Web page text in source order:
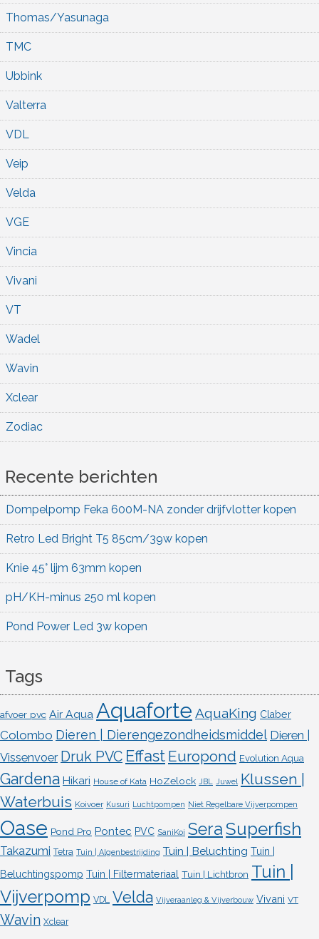
Thomas/Yasunaga
TMC
Ubbink
Valterra
VDL
Veip
Velda
VGE
Vincia
Vivani
VT
Wadel
Wavin
Xclear
Zodiac
Recente berichten
Dompelpomp Feka 600M-NA zonder drijfvlotter kopen
Retro Led Bright T5 85cm/39w kopen
Knie 45° lijm 63mm kopen
pH/KH-minus 250 ml kopen
Pond Power Led 3w kopen
Tags
afvoer pvc Air Aqua Aquaforte AquaKing Claber
Colombo Dieren | Dierengezondheidsmiddel Dieren |
Vissenvoer Druk PVC Effast Europond Evolution Aqua
Gardena Hikari House of Kata HoZelock JBL Juwel Klussen |
Waterbuis Koivoer Kusuri Luchtpompen Niet Regelbare Vijverpompen
Oase Pond Pro Pontec PVC SaniKoi SeraSuperfish
Takazumi Tetra Tuin | Algenbestrijding Tuin | Beluchting Tuin |
Beluchtingspomp Tuin | Filtermateriaal Tuin | Lichtbron Tuin |
Vijverpomp VDL Velda Vijveraanleg & Vijverbouw Vivani VT
Wavin Xclear